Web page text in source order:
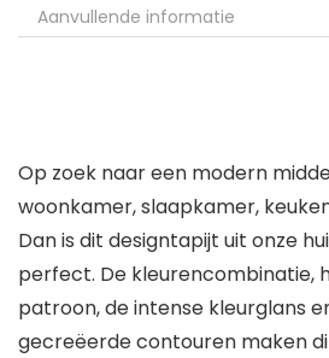
Aanvullende informatie
Op zoek naar een modern
woonkamer, slaapkamer,
Dan is dit designtapijt uit onze
perfect. De kleurencombinatie,
patroon, de intense kleurglans
gecreëerde contouren maken